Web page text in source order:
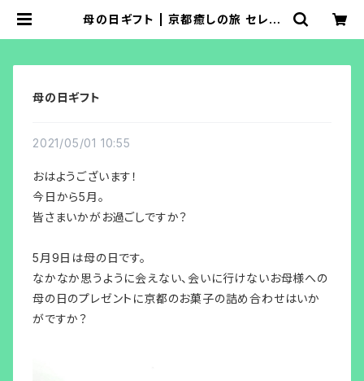
母の日ギフト | 京都癒しの旅 セレク
母の日ギフト
2021/05/01 10:55
おはようございます！
今日から5月。
皆さまいかがお過ごしですか？
5月9日は母の日です。
なかなか思うように会えない、会いに行けないお母様への
母の日のプレゼントに京都のお菓子の詰め合わせはいか
がですか？